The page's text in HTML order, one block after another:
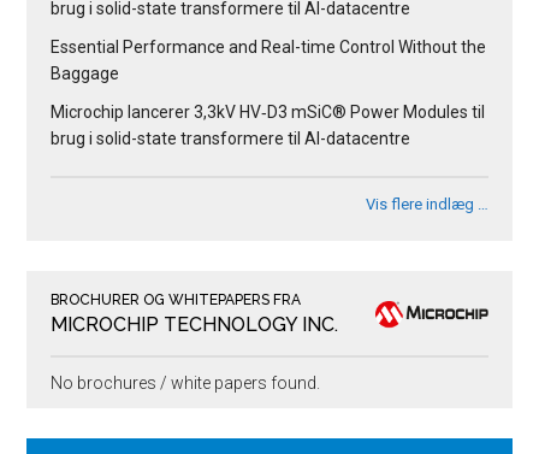
brug i solid-state transformere til AI-datacentre
Essential Performance and Real-time Control Without the
Baggage
Microchip lancerer 3,3kV HV‑D3 mSiC® Power Modules til
brug i solid-state transformere til AI-datacentre
Vis flere indlæg …
BROCHURER OG WHITEPAPERS FRA
MICROCHIP TECHNOLOGY INC.
No brochures / white papers found.